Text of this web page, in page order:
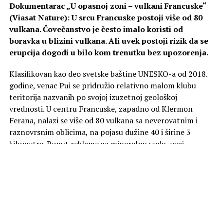
Dokumentarac „U opasnoj zoni – vulkani Francuske“
(Viasat Nature): U srcu Francuske postoji više od 80
vulkana. Čovečanstvo je često imalo koristi od
boravka u blizini vulkana. Ali uvek postoji rizik da se
erupcija dogodi u bilo kom trenutku bez upozorenja.
Klasifikovan kao deo svetske baštine UNESKO-a od 2018.
godine, venac Pui se pridružio relativno malom klubu
teritorija nazvanih po svojoj izuzetnoj geološkoj
vrednosti. U centru Francuske, zapadno od Klermon
Ferana, nalazi se više od 80 vulkana sa neverovatnim i
raznovrsnim oblicima, na pojasu dužine 40 i širine 3
kilometra. Poput reklame za mineralnu vodu, ovaj